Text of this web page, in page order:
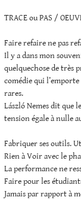
TRACE ou PAS /
Faire refaire ne pas
Il y a dans mon
quelquechose de très
comédie qui l’emporte
rares.
László Nemes dit que
tension égale à nulle
Fabriquer ses outils.
Rien à Voir avec le
La performance ne
Faire pour les
Jamais par rapport à